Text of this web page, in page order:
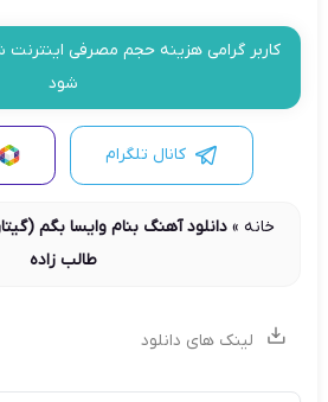
کاربر گرامی هزینه حجم مصرفی اینترنت
شود
کانال تلگرام
خانه »دانلود آهنگ بنام وایسا بگم
طالب زاده
لینک های دانلود